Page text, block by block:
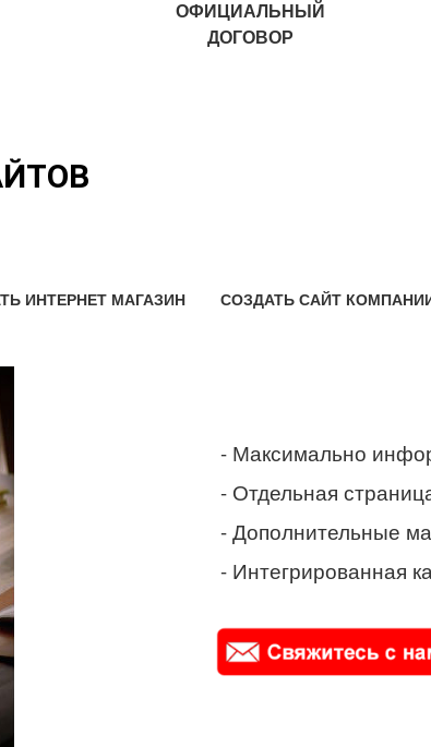
ОФИЦИАЛЬНЫЙ
ДОГОВОР
ИНТЕРНЕТ МАГАЗИН СОЗДАТЬ САЙТ
- Максимально
- Отдельная
- Дополнительные
- Интегрированная